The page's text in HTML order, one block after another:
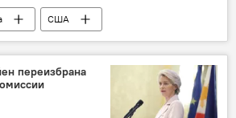
США
Гитанас Науседа
ЕС
переизбрана